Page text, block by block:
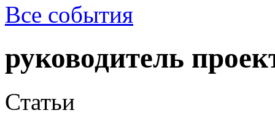
Все события
руководитель
Статьи